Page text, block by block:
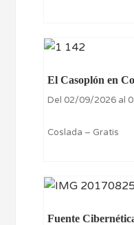
El Casoplón en
Del 02/09/2026 al
Coslada – Gratis
Fuente